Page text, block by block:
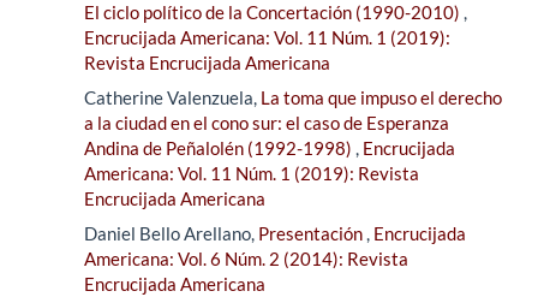
El ciclo político de la Concertación (1990-2010) ,
Encrucijada Americana: Vol. 11 Núm. 1 (2019):
Revista Encrucijada Americana
Catherine Valenzuela, La toma que impuso el derecho
a la ciudad en el cono sur: el caso de Esperanza
Andina de Peñalolén (1992-1998) , Encrucijada
Americana: Vol. 11 Núm. 1 (2019): Revista
Encrucijada Americana
Daniel Bello Arellano, Presentación, Encrucijada
Americana: Vol. 6 Núm. 2 (2014): Revista
Encrucijada Americana